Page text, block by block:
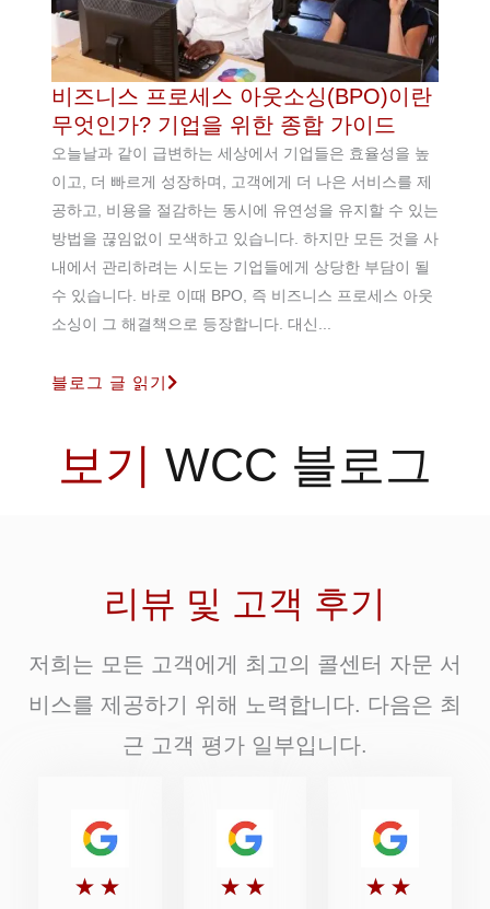
비즈니스 프로세스 아웃소싱(BPO)이란
무엇인가? 기업을 위한 종합 가이드
오늘날과 같이 급변하는 세상에서 기업들은 효율성을 높
이고, 더 빠르게 성장하며, 고객에게 더 나은 서비스를 제
공하고, 비용을 절감하는 동시에 유연성을 유지할 수 있는
방법을 끊임없이 모색하고 있습니다. 하지만 모든 것을 사
내에서 관리하려는 시도는 기업들에게 상당한 부담이 될
수 있습니다. 바로 이때 BPO, 즉 비즈니스 프로세스 아웃
소싱이 그 해결책으로 등장합니다. 대신...
블로그 글 읽기
보기 WCC 블로그
리뷰 및 고객 후기
저희는 모든 고객에게 최고의 콜센터 자문 서
비스를 제공하기 위해 노력합니다. 다음은 최
근 고객 평가 일부입니다.
★ ★
5
★ ★
5
★ ★
5